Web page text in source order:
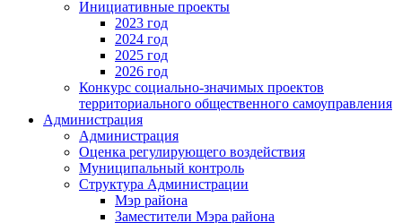
Инициативные проекты
2023 год
2024 год
2025 год
2026 год
Конкурс социально-значимых проектов
территориального общественного самоуправления
Администрация
Администрация
Оценка регулирующего воздействия
Муниципальный контроль
Структура Администрации
Мэр района
Заместители Мэра района